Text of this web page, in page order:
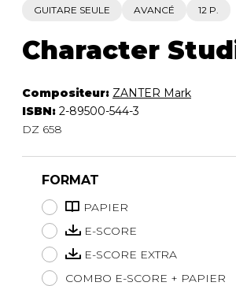
GUITARE SEULE AVANCÉ 12 P.
Character
Compositeur: ZANTER Mark
ISBN: 2-89500-544-3
DZ 658
FORMAT
PAPIER
E-SCORE
E-SCORE EXTRA
COMBO E-SCORE + PAPIER